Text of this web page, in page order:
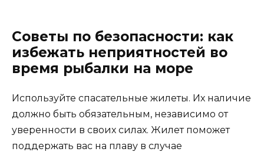
Советы по безопасности: как
избежать неприятностей во
время рыбалки на море
Используйте спасательные жилеты. Их наличие
должно быть обязательным, независимо от
уверенности в своих силах. Жилет поможет
поддержать вас на плаву в случае